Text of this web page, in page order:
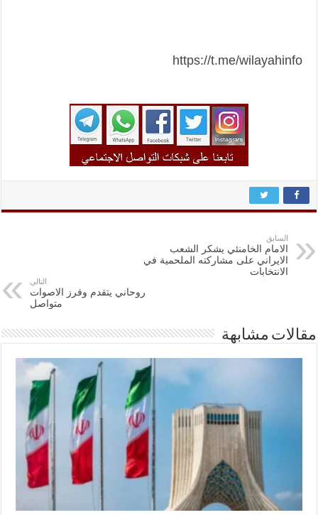
https://t.me/wilayahinfo
السابق
الامام الخامنئي يشكر الشعب
الايراني على مشاركته الملحمية في
الانتخابات
التالي
روحاني يتقدم وفرز الاصوات
متواصل
مقالات مشابهة